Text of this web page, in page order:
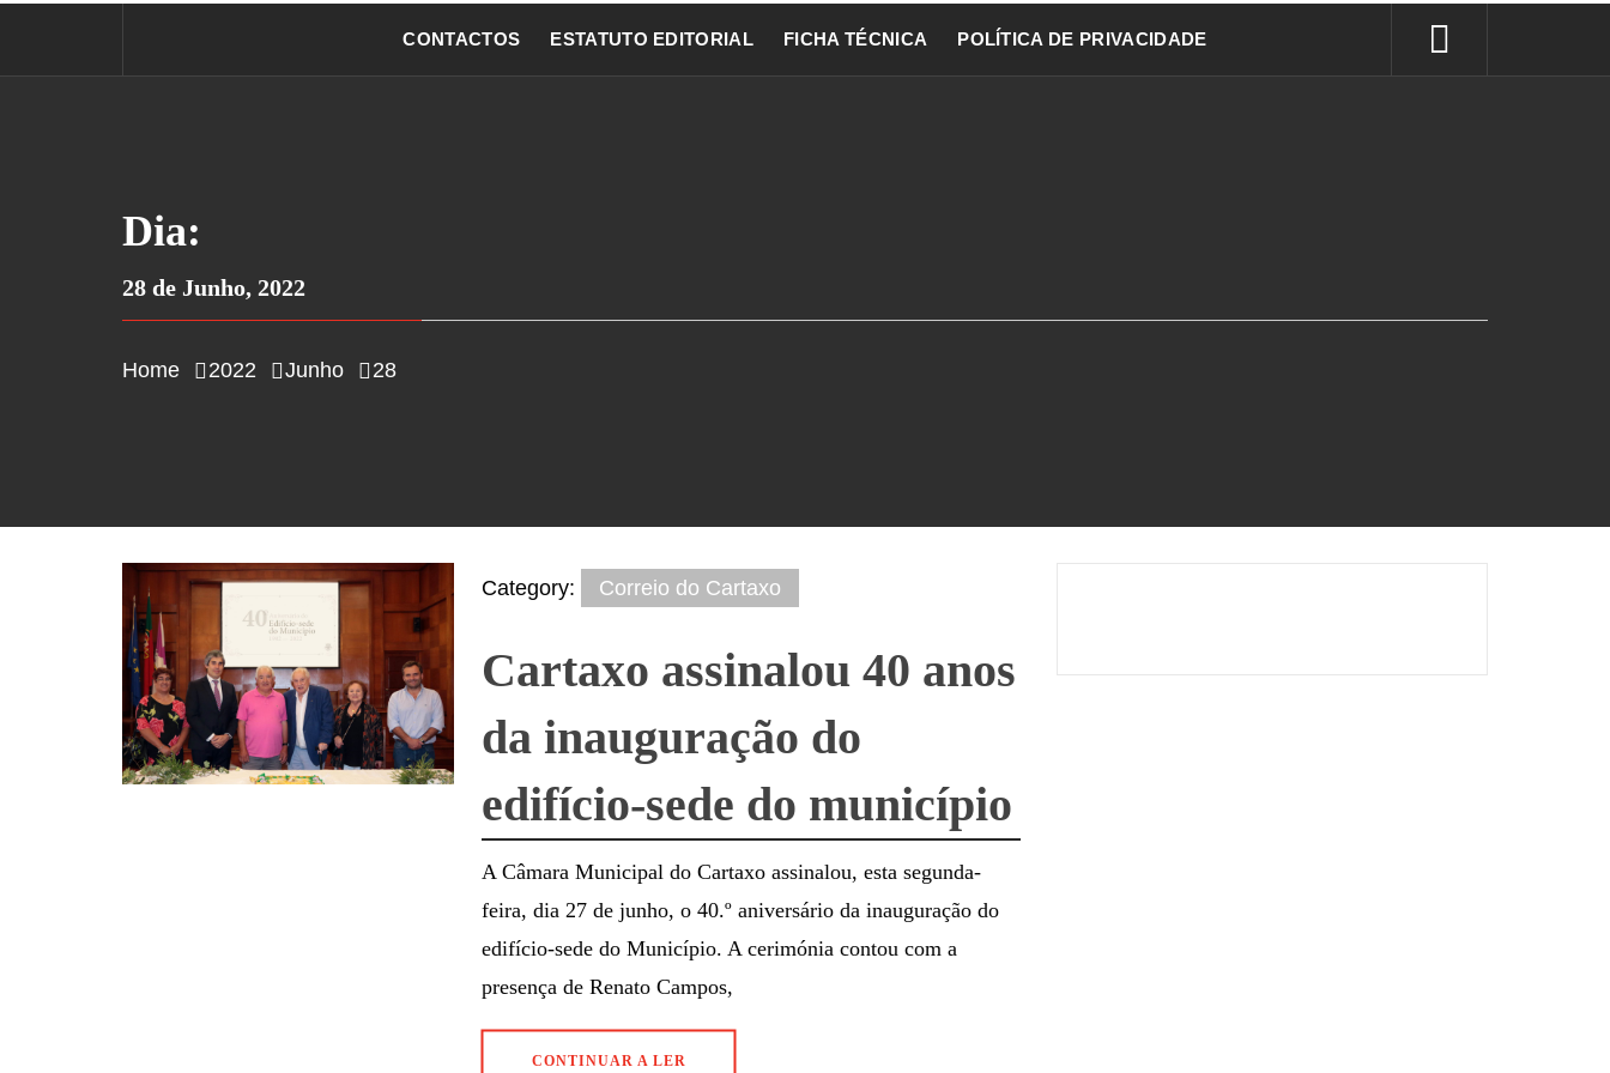
CONTACTOS ESTATUTO EDITORIAL FICHA TÉCNICA POLÍTICA DE PRIVACIDADE
Dia:
28 de Junho, 2022
Home 2022 Junho 28
Category: Correio do Cartaxo
Cartaxo assinalou 40 anos
da inauguração do
edifício-sede do município
A Câmara Municipal do Cartaxo assinalou, esta segunda-
feira, dia 27 de junho, o 40.º aniversário da inauguração do
edifício-sede do Município. A cerimónia contou com a
presença de Renato Campos,
CONTINUAR A LER